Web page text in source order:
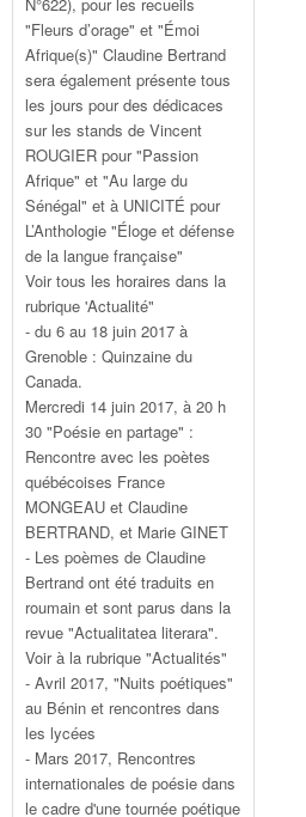
N°622), pour les recueils
"Fleurs d’orage" et "Émoi
Afrique(s)" Claudine Bertrand
sera également présente tous
les jours pour des dédicaces
sur les stands de Vincent
ROUGIER pour "Passion
Afrique" et "Au large du
Sénégal" et à UNICITÉ pour
L’Anthologie "Éloge et défense
de la langue française"
Voir tous les horaires dans la
rubrique 'Actualité"
- du 6 au 18 juin 2017 à
Grenoble : Quinzaine du
Canada.
Mercredi 14 juin 2017, à 20 h
30 "Poésie en partage" :
Rencontre avec les poètes
québécoises France
MONGEAU et Claudine
BERTRAND, et Marie GINET
- Les poèmes de Claudine
Bertrand ont été traduits en
roumain et sont parus dans la
revue "Actualitatea literara".
Voir à la rubrique "Actualités"
- Avril 2017, "Nuits poétiques"
au Bénin et rencontres dans
les lycées
- Mars 2017, Rencontres
internationales de poésie dans
le cadre d'une tournée poétique